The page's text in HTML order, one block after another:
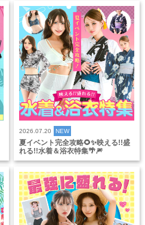
2026.07.20 NEW
夏イベント完全攻略🌻✨映える!!盛
れる!!水着＆浴衣特集🌴🎆